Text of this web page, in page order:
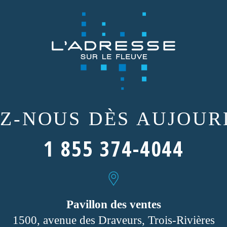
NOUS DÈS
1 855 374-4044
Pavillon des ventes
1500, avenue des Draveurs, Trois-Rivières